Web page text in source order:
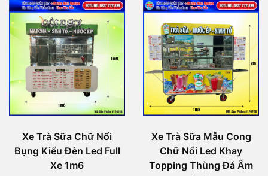
Xe Trà Sữa Chữ Nổi
Bụng Kiểu Đèn Led Full
Xe 1m6
Xe Trà Sữa Mẫu Cong
Chữ Nổi Led Khay
Topping Thùng Đá Âm